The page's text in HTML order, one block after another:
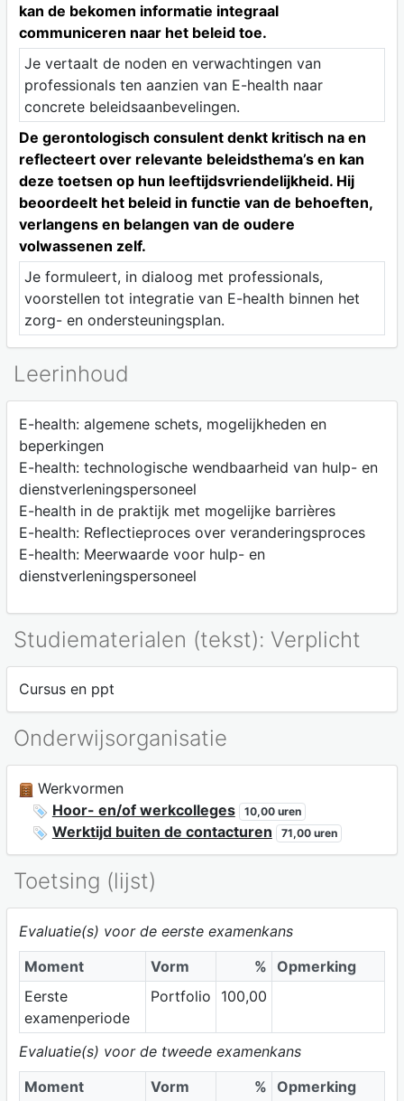
kan de bekomen informatie integraal
communiceren naar het beleid toe.
Je vertaalt de noden en verwachtingen van
professionals ten aanzien van E-health naar
concrete beleidsaanbevelingen.
De gerontologisch consulent denkt kritisch na en
reflecteert over relevante beleidsthema’s en kan
deze toetsen op hun leeftijdsvriendelijkheid. Hij
beoordeelt het beleid in functie van de behoeften,
verlangens en belangen van de oudere
volwassenen zelf.
Je formuleert, in dialoog met professionals,
voorstellen tot integratie van E-health binnen het
zorg- en ondersteuningsplan.
Leerinhoud
E-health: algemene schets, mogelijkheden en
beperkingen
E-health: technologische wendbaarheid van hulp- en
dienstverleningspersoneel
E-health in de praktijk met mogelijke barrières
E-health: Reflectieproces over veranderingsproces
E-health: Meerwaarde voor hulp- en
dienstverleningspersoneel
Studiematerialen (tekst): Verplicht
Cursus en ppt
Onderwijsorganisatie
Werkvormen
Hoor- en/of werkcolleges
10,00 uren
Werktijd buiten de contacturen 71,00 uren
Toetsing (lijst)
Evaluatie(s) voor de eerste examenkans
Moment
Vorm % Opmerking
Eerste
examenperiode
Portfolio 100,00
Evaluatie(s) voor de tweede examenkans
Moment
Vorm % Opmerking